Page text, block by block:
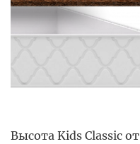
Высота Kids Classic